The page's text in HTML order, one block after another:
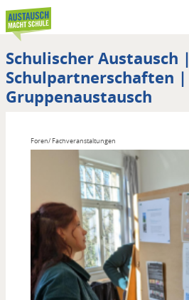
Direkt
zum
Inhalt
Schulischer Austausch |
Schulpartnerschaften |
Gruppenaustausch
Foren/ Fachveranstaltungen